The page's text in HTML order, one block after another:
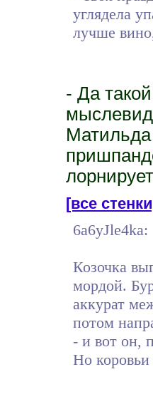
углядела
лучше
- Да
Матильда
[все
6a6yJle4ka:
Козочка
мордой.
аккурат
потом
- и вот он,
Но